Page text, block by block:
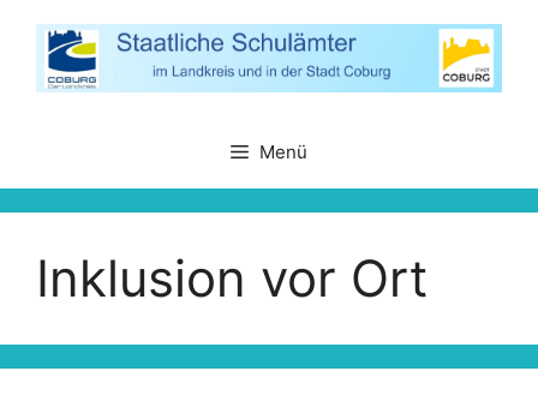
Inhalt
springen
Menü
Inklusion vor Ort